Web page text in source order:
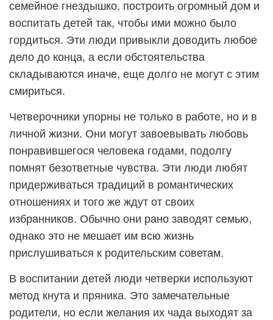
семейное гнездышко, построить огромный дом и
воспитать детей так, чтобы ими можно было
гордиться. Эти люди привыкли доводить любое
дело до конца, а если обстоятельства
складываются иначе, еще долго не могут с этим
смириться.
Четверочники упорны не только в работе, но и в
личной жизни. Они могут завоевывать любовь
понравившегося человека годами, подолгу
помнят безответные чувства. Эти люди любят
придерживаться традиций в романтических
отношениях и того же ждут от своих
избранников. Обычно они рано заводят семью,
однако это не мешает им всю жизнь
прислушиваться к родительским советам.
В воспитании детей люди четверки используют
метод кнута и пряника. Это замечательные
родители, но если желания их чада выходят за